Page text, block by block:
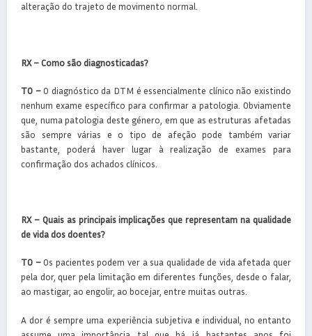
alteração do trajeto de movimento normal.
RX – Como são diagnosticadas?
TO –O diagnóstico da DTM é essencialmente clínico não existindo
nenhum exame específico para confirmar a patologia. Obviamente
que, numa patologia deste género, em que as estruturas afetadas
são sempre várias e o tipo de afeção pode também variar
bastante, poderá haver lugar à realização de exames para
confirmação dos achados clínicos.
RX – Quais as principais implicações que representam na qualidade
de vida dos doentes?
TO –Os pacientes podem ver a sua qualidade de vida afetada quer
pela dor, quer pela limitação em diferentes funções, desde o falar,
ao mastigar, ao engolir, ao bocejar, entre muitas outras.
A dor é sempre uma experiência subjetiva e individual, no entanto